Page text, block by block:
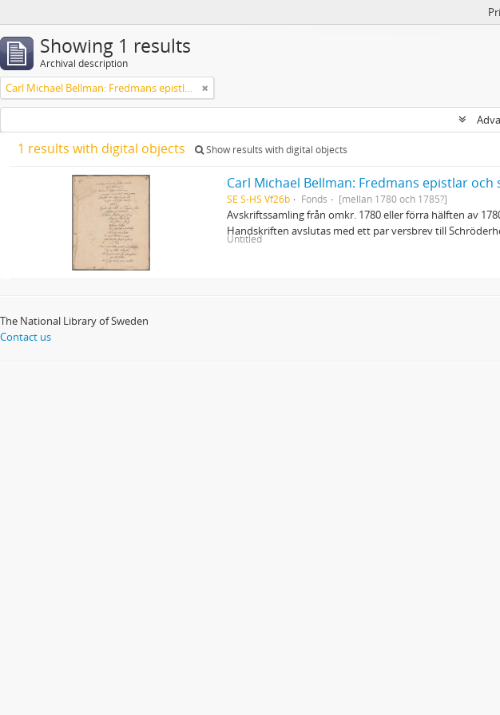
Showing 1 results
Archival description
Carl Michael Bellman: Fredmans epistlar och sånger m.fl. Bellman-texter
1 results with digital objects Show results with digital objects
Carl Michael Bellman: Fredmans epistlar
SE S-HS Vf26b Fonds [mellan 1780 och 1785?]
Avskriftssamling från omkr. 1780 eller förra hälften av
Handskriften avslutas med ett par versbrev till
Untitled
The National Library of Sweden
Contact us